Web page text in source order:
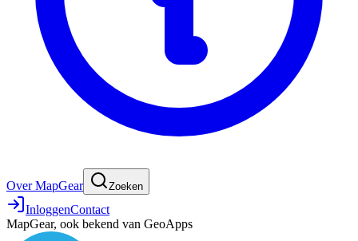
Over MapGear Zoeken
InloggenContact
MapGear, ook bekend van GeoApps